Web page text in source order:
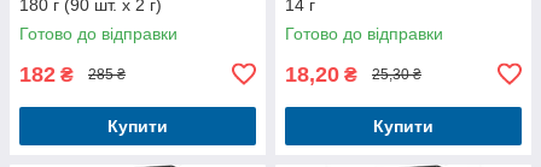
180 г (90 шт. х 2 г)
Готово до відправки
182 ₴ 285 ₴
Купити
14 г
Готово до відправки
18,20 ₴ 25,30 ₴
Купити